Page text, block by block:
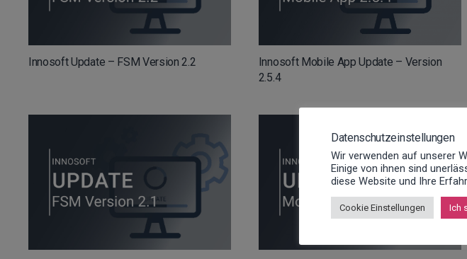
Innosoft Update – FSM Version 2.2
Innosoft Mobile App Update – Version
2.5.4
Datenschutzeinstellungen
Wir verwenden auf unserer
Einige von ihnen sind
diese Website und Ihre
Cookie Einstellungen Ich